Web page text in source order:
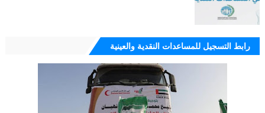
رابط التسجيل للمساعدات النقدية والعينية